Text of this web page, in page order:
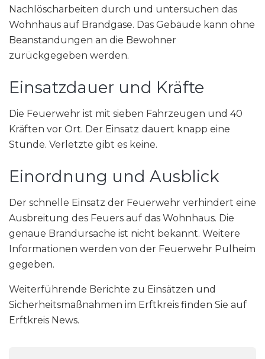
Nachlöscharbeiten durch und untersuchen das
Wohnhaus auf Brandgase. Das Gebäude kann ohne
Beanstandungen an die Bewohner
zurückgegeben werden.
Einsatzdauer und Kräfte
Die Feuerwehr ist mit sieben Fahrzeugen und 40
Kräften vor Ort. Der Einsatz dauert knapp eine
Stunde. Verletzte gibt es keine.
Einordnung und Ausblick
Der schnelle Einsatz der Feuerwehr verhindert eine
Ausbreitung des Feuers auf das Wohnhaus. Die
genaue Brandursache ist nicht bekannt. Weitere
Informationen werden von der Feuerwehr Pulheim
gegeben.
Weiterführende Berichte zu Einsätzen und
Sicherheitsmaßnahmen im Erftkreis finden Sie auf
Erftkreis News.